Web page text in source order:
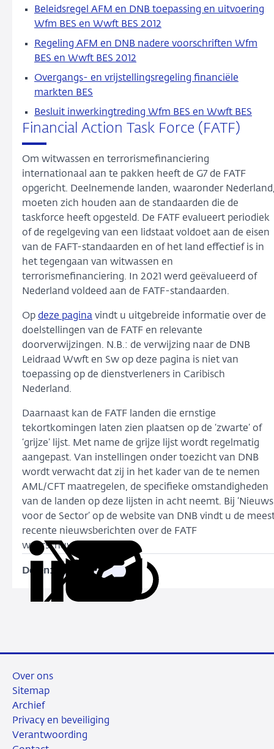
Beleidsregel AFM en DNB toepassing en uitvoering
Wfm BES en Wwft BES 2012
Regeling AFM en DNB nadere voorschriften Wfm
BES en Wwft BES 2012
Overgangs- en vrijstellingsregeling financiële
markten BES
Besluit inwerkingtreding Wfm BES en Wwft BES
Financial Action Task Force (FATF)
Om witwassen en terrorismefinanciering
internationaal aan te pakken heeft de G7 de FATF
opgericht. Deelnemende landen, waaronder
moeten zich houden aan de standaarden die de
taskforce heeft opgesteld. De FATF evalueert periodiek
of de regelgeving van een lidstaat voldoet aan de eisen
van de FAFT-standaarden en of het land effectief is in
het tegengaan van witwassen en
terrorismefinanciering. In 2021 werd geëvalueerd of
Nederland voldeed aan de FATF-standaarden.
Op deze pagina vindt u uitgebreide informatie over de
doelstellingen van de FATF en relevante
doorverwijzingen. N.B.: de verwijzing naar de DNB
Leidraad Wwft en Sw op deze pagina is niet van
toepassing op de dienstverleners in Caribisch
Nederland.
Daarnaast kan de FATF landen die ernstige
tekortkomingen laten zien plaatsen op de ‘zwarte’ of
‘grijze’ lijst. Met name de grijze lijst wordt regelmatig
aangepast. Van instellingen onder toezicht van DNB
wordt verwacht dat zij in het kader van de te nemen
AML/CFT maatregelen, de specifieke omstandigheden
van de landen op deze lijsten in acht neemt. Bij ‘Nieuws
voor de Sector’ op de website van DNB vindt u de
recente nieuwsberichten over de FATF
waarschuwingslijsten.
Delen:
Deel
via
DeelDeelKopieer
Over ons
Sitemap
Archief
Privacy en beveiliging
Verantwoording